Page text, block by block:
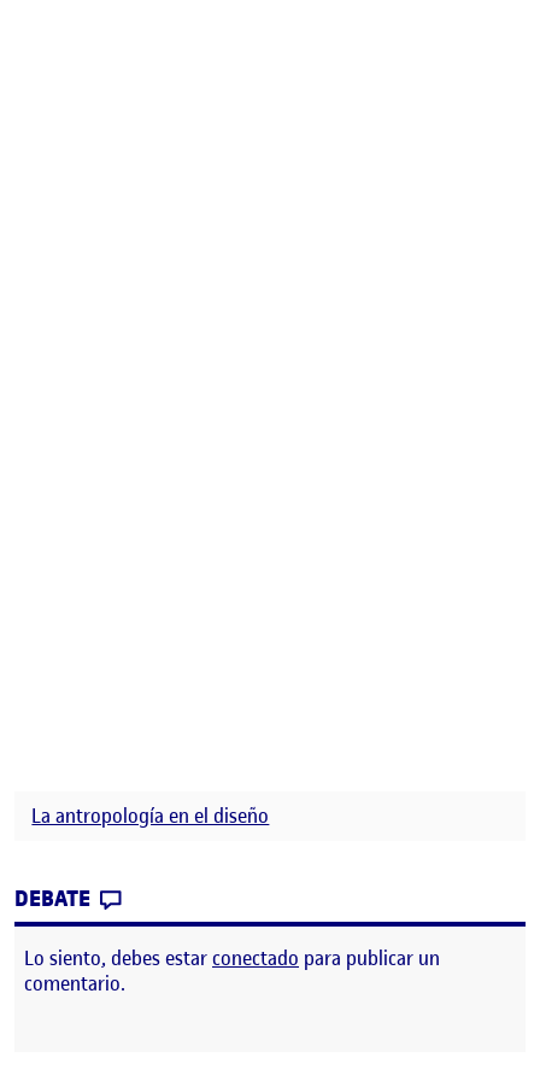
La antropología en el diseño
DEBATE
Lo siento, debes estarconectado para publicar un
comentario.